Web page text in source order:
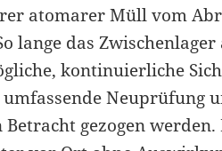
atomarer Müll vom
lange das Zwischenlager
kontinuierliche
Neuprüfung
gezogen werden.